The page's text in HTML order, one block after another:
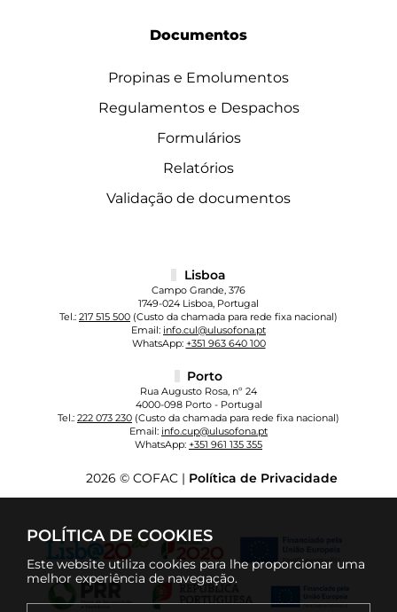
POLÍTICA DE COOKIES
Este website utiliza cookies para lhe proporcionar uma
melhor experiência de navegação.
Documentos
Propinas e Emolumentos
Regulamentos e Despachos
Formulários
Relatórios
Validação de documentos
Lisboa
Campo Grande, 376
1749-024 Lisboa, Portugal
Tel.: 217 515 500 (Custo da chamada para rede fixa nacional)
Email: info.cul@ulusofona.pt
WhatsApp: +351 963 640 100
Porto
Rua Augusto Rosa, nº 24
4000-098 Porto - Portugal
Tel.: 222 073 230 (Custo da chamada para rede fixa nacional)
Email: info.cup@ulusofona.pt
WhatsApp: +351 961 135 355
2026 © COFAC | Política de Privacidade